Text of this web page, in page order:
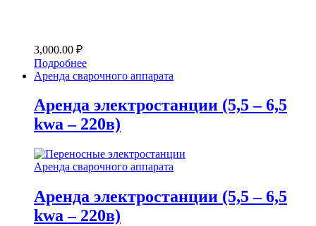
3,000.00 ₽
Подробнее
Аренда сварочного аппарата
Аренда электростанции (5,5 – 6,5
kwa – 220в)
Аренда сварочного аппарата
Аренда электростанции (5,5 – 6,5
kwa – 220в)